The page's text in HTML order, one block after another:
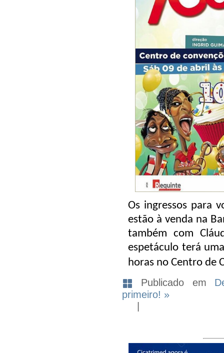
Os ingressos para
estão à venda na
também com
espetáculo terá
horas no Centro de
Publicado em
primeiro! »